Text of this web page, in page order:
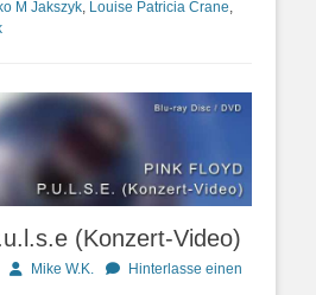
M Jakszyk Louise Patricia Crane
(Konzert-Video)
AutorMike W.K.
Hinterlasse einen